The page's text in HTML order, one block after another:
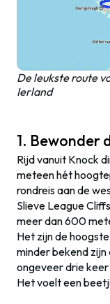
De leukste route
Ierland
1. Bewonder
Rijd vanuit Knock
meteen hét
rondreis aan de
Slieve League
meer dan 600
Het zijn de
minder bekend
ongeveer drie keer
Het voelt een